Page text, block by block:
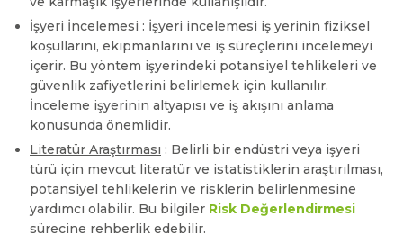
İşyeri İncelemesi : İşyeri incelemesi iş yerinin fiziksel
koşullarını, ekipmanlarını ve iş süreçlerini incelemeyi
içerir. Bu yöntem işyerindeki potansiyel tehlikeleri ve
güvenlik zafiyetlerini belirlemek için kullanılır.
İnceleme işyerinin altyapısı ve iş akışını anlama
konusunda önemlidir.
Literatür Araştırması : Belirli bir endüstri veya işyeri
türü için mevcut literatür ve istatistiklerin araştırılması,
potansiyel tehlikelerin ve risklerin belirlenmesine
yardımcı olabilir. Bu bilgiler Risk Değerlendirmesi
sürecine rehberlik edebilir.